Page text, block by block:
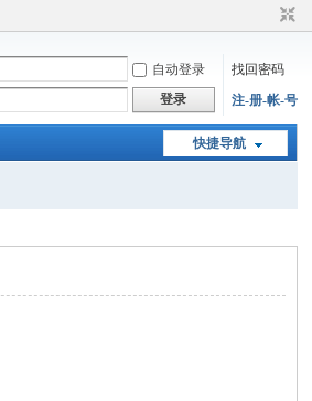
自动登录
找回密码
登录 注-册-帐-号
快捷导航